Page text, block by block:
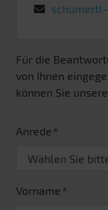
schumertl-
Für die
von Ihnen
können Sie
Anrede
Vorname